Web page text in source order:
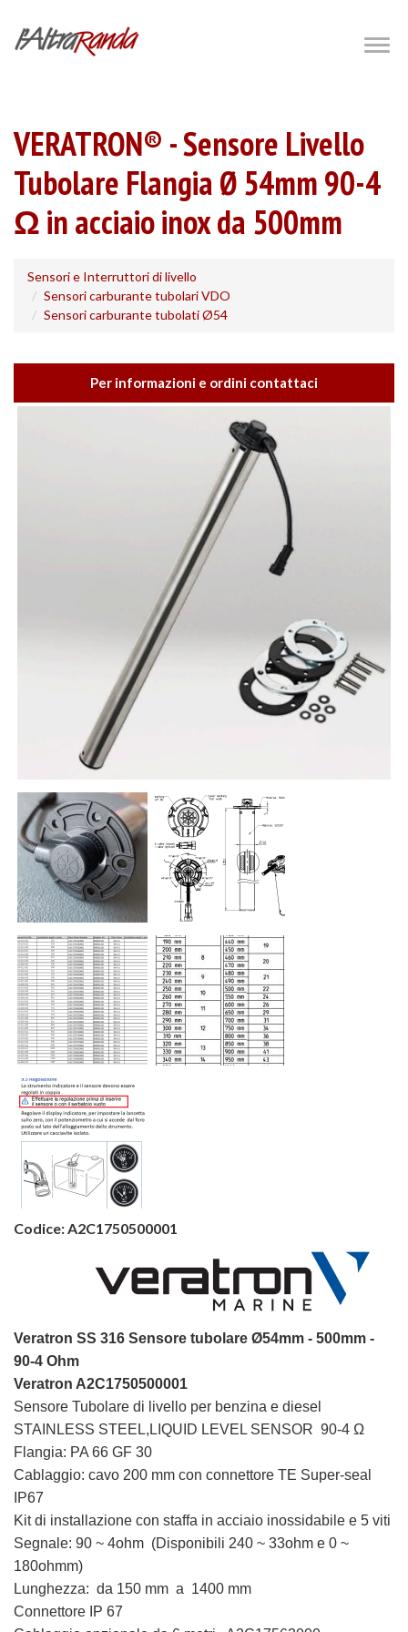
VERATRON® - Sensore Livello
Tubolare Flangia Ø 54mm 90-4
Ω in acciaio inox da 500mm
Sensori e Interruttori di livello
Sensori carburante tubolari VDO
Sensori carburante tubolati Ø54
Per informazioni e ordini contattaci
Codice:A2C1750500001
Veratron SS 316 Sensore tubolare Ø54mm - 500mm -
90-4 Ohm
Veratron A2C1750500001
Sensore Tubolare di livello per benzina e diesel
STAINLESS STEEL,LIQUID LEVEL SENSOR 90-4 Ω
Flangia: PA 66 GF 30
Cablaggio: cavo 200 mm con connettore TE Super-seal
IP67
Kit di installazione con staffa in acciaio inossidabile e 5 viti
Segnale: 90 ~ 4ohm (Disponibili 240 ~ 33ohm e 0 ~
180ohmm)
Lunghezza: da 150 mm a 1400 mm
Connettore IP 67